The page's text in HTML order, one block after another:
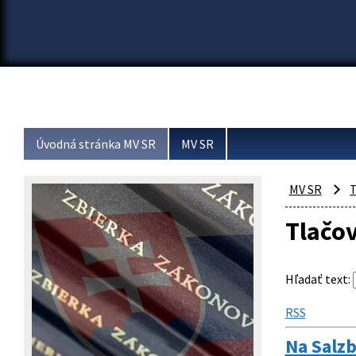
Úvodná stránka MV SR MV SR
MV SR
Hľadať text:
RSS
Na